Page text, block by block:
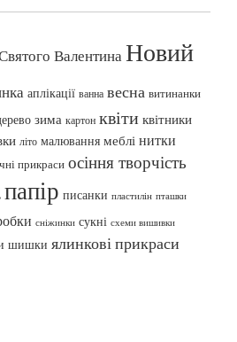
ВалентинаНовий
аплікації ванна весна витинанки
зима картон квіти квітники
літо малювання меблі нитки
прикраси осіння творчість
папір писанки пластилін пташки
сніжинки сукні схеми вишивки
шишки ялинкові прикраси